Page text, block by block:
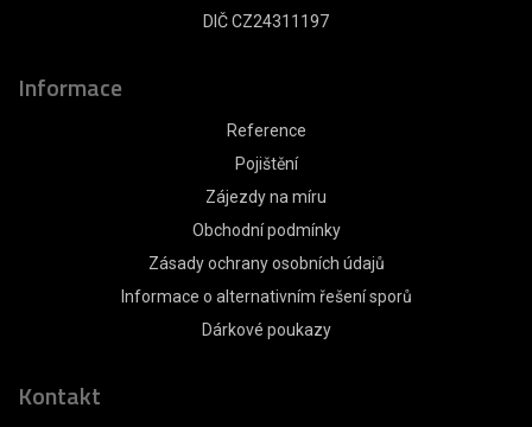
DIČ CZ24311197
Informace
Reference
Pojištění
Zájezdy na míru
Obchodní podmínky
Zásady ochrany osobních údajů
Informace o alternativním řešení sporů
Dárkové poukazy
Kontakt